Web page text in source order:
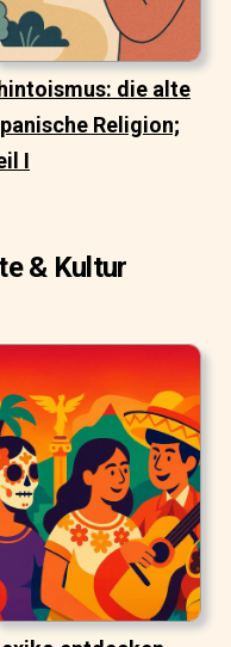
die alte
Religion;
I
& Kultur